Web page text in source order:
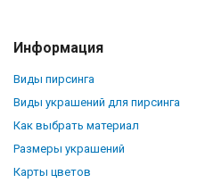
Информация
Виды пирсинга
Виды украшений для пирсинга
Как выбрать материал
Размеры украшений
Карты цветов